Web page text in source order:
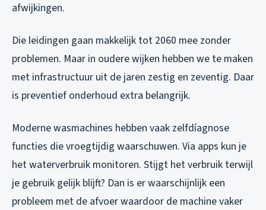
afwijkingen.
Die leidingen gaan makkelijk tot 2060 mee zonder
problemen. Maar in oudere wijken hebben we te maken
met infrastructuur uit de jaren zestig en zeventig. Daar
is preventief onderhoud extra belangrijk.
Moderne wasmachines hebben vaak zelfdíagnose
functies die vroegtijdig waarschuwen. Via apps kun je
het waterverbruik monitoren. Stijgt het verbruik terwijl
je gebruik gelijk blijft? Dan is er waarschijnlijk een
probleem met de afvoer waardoor de machine vaker